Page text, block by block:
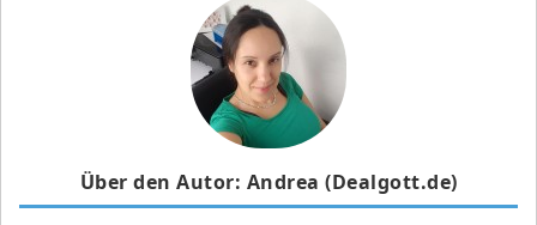
Über den Autor: Andrea (Dealgott.de)